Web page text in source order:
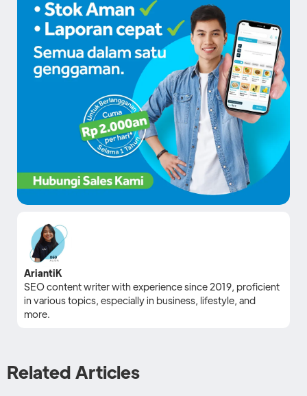
AriantiK
SEO content writer with experience since 2019, proficient
in various topics, especially in business, lifestyle, and
more.
Related Articles